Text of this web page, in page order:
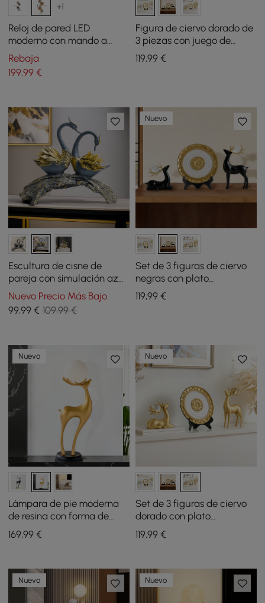
+1
Reloj de pared LED
moderno con mando a
distancia, reloj de pared
decorativo iluminado de
1000 mm
Rebaja
199,99 €
Figura de ciervo dorado de
3 piezas con juego de
platos decorativos, lujosas
esculturas de animales de
119,99€
Escultura de cisne de
pareja con simulación azul
y dorada de 360 mm,
adorno de mesa y estatua
Nuevo Precio Más Bajo
99,99 € 109,99 €
Nuevo
Set de 3 figuras de ciervo
negras con plato
decorativo, esculturas de
animales de resina de lujo
119,99€
Nuevo
Lámpara de pie moderna
de resina con forma de
ciervo y control remoto: 76
cm de alto con bola
169,99 €
Nuevo
Set de 3 figuras de ciervo
dorado con plato
decorativo, esculturas de
animales de resina de lujo
119,99€
Nuevo Nuevo